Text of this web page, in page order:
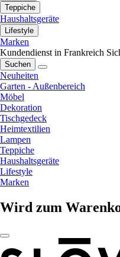
Teppiche
Haushaltsgeräte
Lifestyle
Marken
Kundendienst in Frankreich
Suchen
Neuheiten
Garten - Außenbereich
Möbel
Dekoration
Tischgedeck
Heimtextilien
Lampen
Teppiche
Haushaltsgeräte
Lifestyle
Marken
Wird zum